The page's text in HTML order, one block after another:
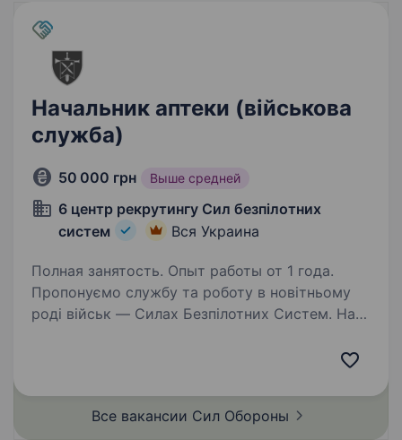
Начальник аптеки (військова
служба)
50 000 грн Выше средней
6 центр рекрутингу Сил безпілотних
систем
Вся Украина
Полная занятость. Опыт работы от 1 года.
Пропонуємо службу та роботу в новітньому
роді військ — Силах Безпілотних Систем. Наш
це перший у світі підрозділ «технологічного
професіоналів…
Все вакансии Сил Обороны